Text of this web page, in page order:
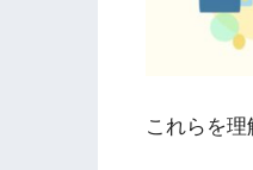
これらを理